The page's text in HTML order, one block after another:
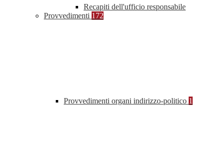
Recapiti dell'ufficio responsabile
Provvedimenti 172
Provvedimenti organi indirizzo-politico 1